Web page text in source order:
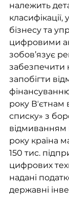
належить
бізнесу та
цифровими
зобов’язує
забезпечити
запобігти
року Вʼєтнам
списку» з
відмиванням
року країна
150 тис.
цифрових
надані
державні